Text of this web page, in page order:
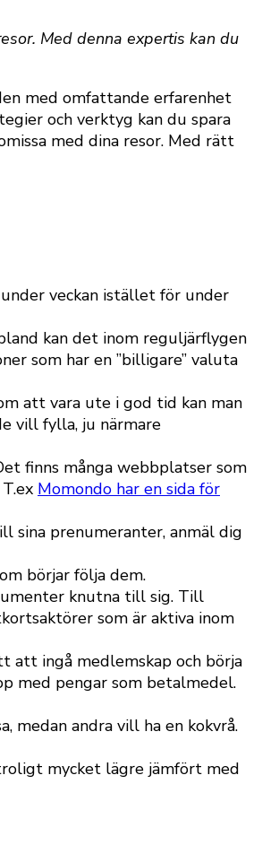
Med denna expertis kan du
med omfattande erfarenhet
och verktyg kan du spara
med dina resor. Med rätt
veckan istället för under
kan det inom reguljärflygen
som har en ”billigare” valuta
att vara ute i god tid kan man
vill fylla, ju närmare
finns många webbplatser som
Momondo har en sida för
sina prenumeranter, anmäl dig
börjar följa dem.
knutna till sig. Till
som är aktiva inom
att ingå medlemskap och börja
med pengar som betalmedel.
medan andra vill ha en kokvrå.
mycket lägre jämfört med